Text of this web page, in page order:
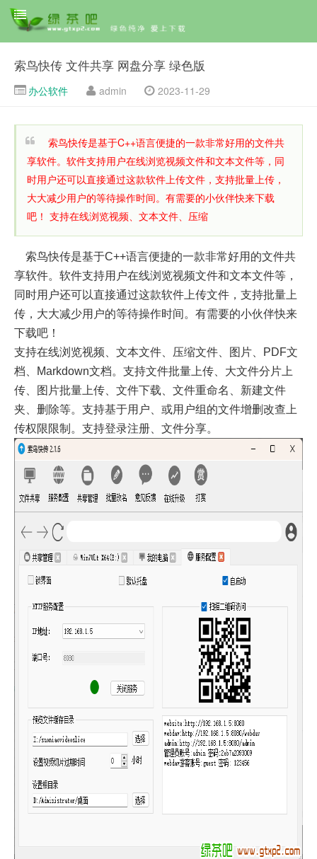
索鸟快传 文件共享 网盘分享 绿色版
办公软件 admin 2023-11-29
索鸟快传是基于C++语言便捷的一款非常好用的文件共
享软件。软件支持用户在线浏览视频文件和文本文件等，同
时用户还可以直接通过这款软件上传文件，支持批量上传，
大大减少用户的等待操作时间。有需要的小伙伴快来下载
吧！ 支持在线浏览视频、文本文件、压缩
索鸟快传是基于C++语言便捷的一款非常好用的文件共
享软件。软件支持用户在线浏览视频文件和文本文件等，
同时用户还可以直接通过这款软件上传文件，支持批量上
传，大大减少用户的等待操作时间。有需要的小伙伴快来
下载吧！
支持在线浏览视频、文本文件、压缩文件、图片、PDF文
档、Markdown文档。支持文件批量上传、大文件分片上
传、图片批量上传、文件下载、文件重命名、新建文件
夹、删除等。支持基于用户、或用户组的文件增删改查上
传权限限制。支持登录注册、文件分享。